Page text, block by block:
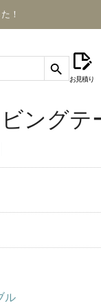
！
お見積り
ングテ
ル